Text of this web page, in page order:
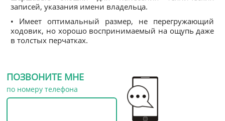
записей, указания имени владельца.
• Имеет оптимальный размер, не перегружающий
ходовик, но хорошо воспринимаемый на ощупь даже
в толстых перчатках.
ПОЗВОНИТЕ МНЕ
по номеру телефона